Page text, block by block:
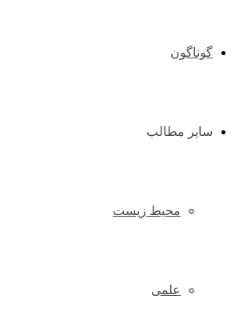
گوناگون
سایر مطالب
محیط زیست
علمی